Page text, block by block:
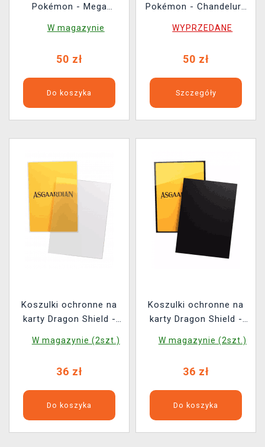
Pokémon - Mega
Pocket Binder (180 kart)
W magazynie
50 zł
Do koszyka
Pokémon - Chandelure
Binder (180 kart)
WYPRZEDANE
50 zł
Szczegóły
Koszulki ochronne na
karty Dragon Shield -
Frosted Clear Standard
W magazynie (2szt.)
36 zł
Do koszyka
Koszulki ochronne na
karty Dragon Shield -
Black Standard (104
W magazynie (2szt.)
36 zł
Do koszyka